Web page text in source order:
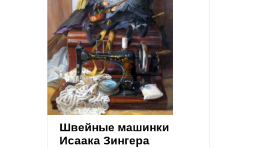
Швейные машинки
Исаака Зингера